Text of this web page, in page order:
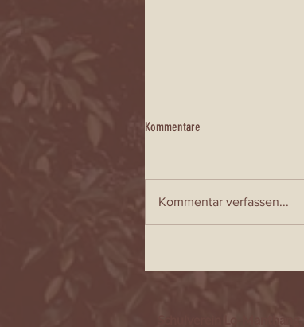
SANDMANDALA TOURNÉE 2026
Kommentare
Kommentar verfassen...